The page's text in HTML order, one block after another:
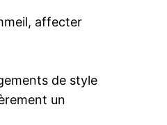
affecter
de style
un